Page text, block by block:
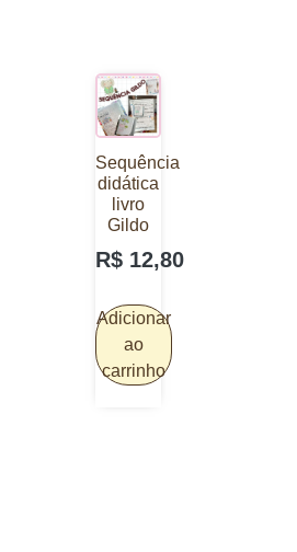
Sequência
didática
livro
Gildo
R$ 12,80
Adicionar
ao
carrinho